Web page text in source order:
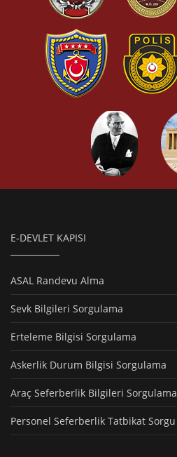
E-DEVLET KAPISI
ASAL Randevu Alma
Sevk Bilgileri Sorgulama
Erteleme Bilgisi Sorgulama
Askerlik Durum Bilgisi Sorgulama
Araç Seferberlik Bilgileri Sorgulama
Personel Seferberlik Tatbikat Sorgu